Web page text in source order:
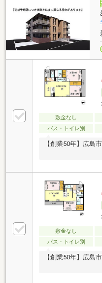
敷金なし
バス・トイレ別
【創業50年】広島
敷金なし
バス・トイレ別
【創業50年】広島